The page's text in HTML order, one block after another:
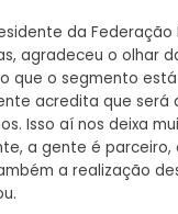
da Federação
agradeceu o olhar
que o segmento
acredita que será
Isso aí nos deixa
a gente é parceiro,
a realização